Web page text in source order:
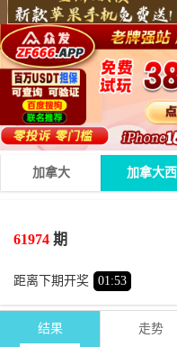
加拿大 加拿大西
61974 期
距离下期开奖 01:53
期号
结果 走势